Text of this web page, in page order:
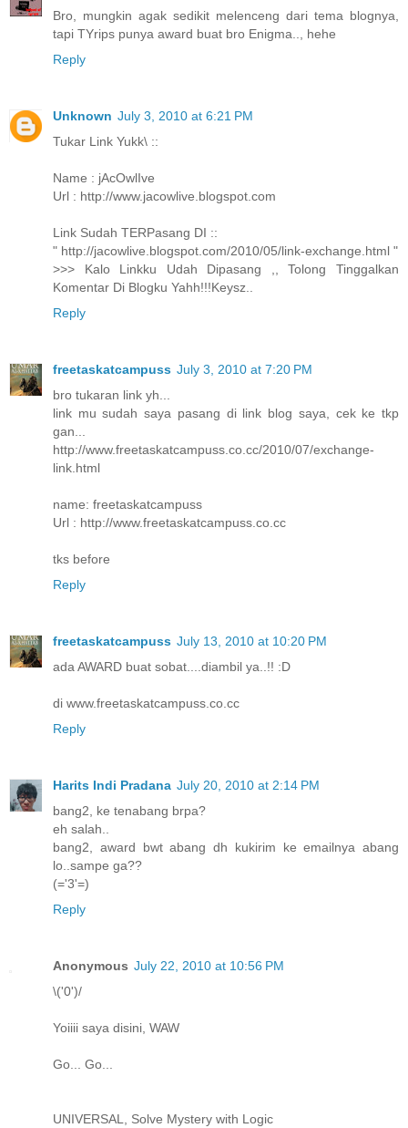
Bro, mungkin agak sedikit melenceng dari tema blognya,
tapi TYrips punya award buat bro Enigma.., hehe
Reply
Unknown July 3, 2010 at 6:21 PM
Tukar Link Yukk\ ::
Name : jAcOwlIve
Url : http://www.jacowlive.blogspot.com
Link Sudah TERPasang DI ::
" http://jacowlive.blogspot.com/2010/05/link-exchange.html "
>>> Kalo Linkku Udah Dipasang ,, Tolong Tinggalkan
Komentar Di Blogku Yahh!!!Keysz..
Reply
freetaskatcampuss July 3, 2010 at 7:20 PM
bro tukaran link yh...
link mu sudah saya pasang di link blog saya, cek ke tkp
gan...
http://www.freetaskatcampuss.co.cc/2010/07/exchange-
link.html
name: freetaskatcampuss
Url : http://www.freetaskatcampuss.co.cc
tks before
Reply
freetaskatcampuss July 13, 2010 at 10:20 PM
ada AWARD buat sobat....diambil ya..!! :D
di www.freetaskatcampuss.co.cc
Reply
Harits Indi Pradana July 20, 2010 at 2:14 PM
bang2, ke tenabang brpa?
eh salah..
bang2, award bwt abang dh kukirim ke emailnya abang
lo..sampe ga??
(='3'=)
Reply
Anonymous July 22, 2010 at 10:56 PM
\('0')/
Yoiiii saya disini, WAW
Go... Go...
UNIVERSAL, Solve Mystery with Logic